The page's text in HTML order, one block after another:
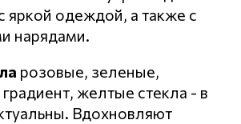
яркой одеждой, а также с
нарядами.
розовые, зеленые,
желтые стекла - в
Вдохновляют